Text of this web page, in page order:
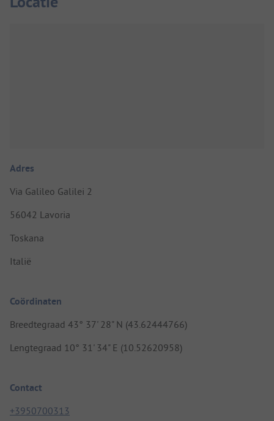
Adres
Via Galileo Galilei 2
56042 Lavoria
Toskana
Italië
Coördinaten
Breedtegraad 43° 37' 28" N (43.62444766)
Lengtegraad 10° 31' 34" E (10.52620958)
Contact
+3950700313